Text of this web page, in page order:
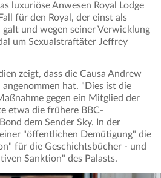
luxuriöse Anwesen Royal Lodge
für den Royal, der einst als
galt und wegen seiner Verwicklung
um Sexualstraftäter Jeffrey
zeigt, dass die Causa Andrew
hat. "Dies ist die
gegen ein Mitglied der
etwa die frühere BBC-
dem Sender Sky. In der
"öffentlichen Demütigung" die
für die Geschichtsbücher - und
Sanktion" des Palasts.